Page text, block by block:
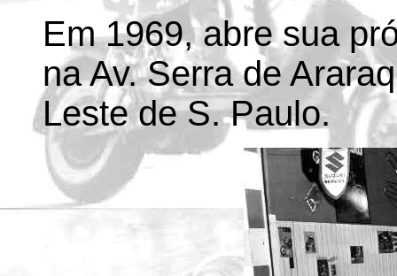
Em 1969, abre sua
na Av. Serra de
Leste de S. Paulo.